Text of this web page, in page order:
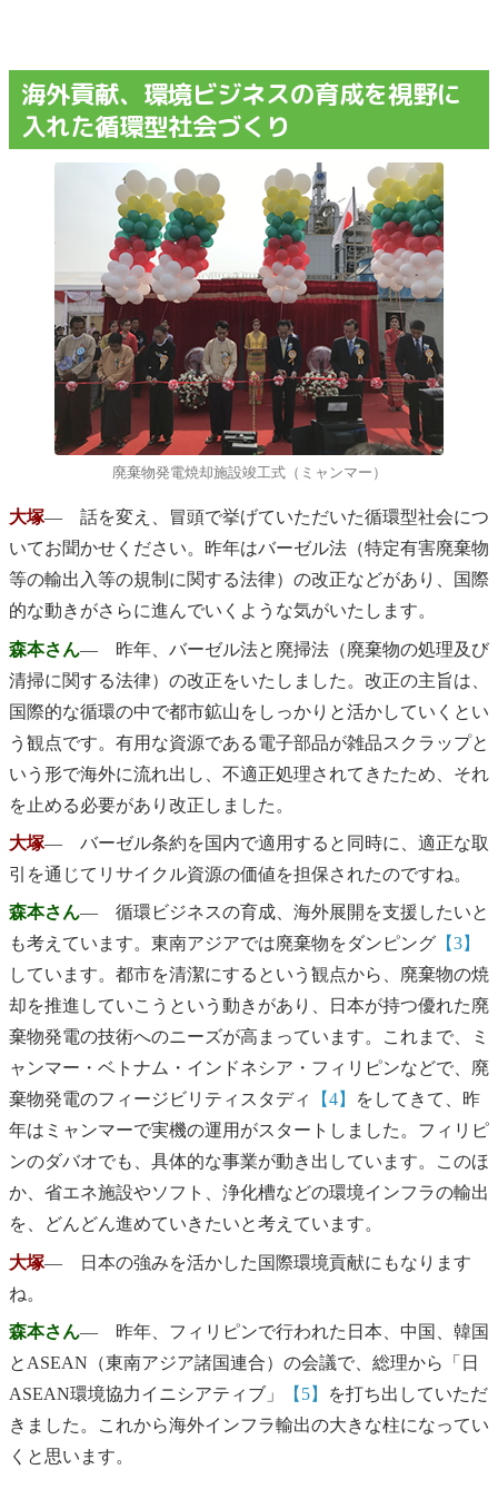
海外貢献、環境ビジネスの育成を視野に
入れた循環型社会づくり
廃棄物発電焼却施設竣工式（ミャンマー）
大塚― 話を変え、冒頭で挙げていただいた循環型社会につ
いてお聞かせください。昨年はバーゼル法（特定有害廃棄物
等の輸出入等の規制に関する法律）の改正などがあり、国際
的な動きがさらに進んでいくような気がいたします。
森本さん― 昨年、バーゼル法と廃掃法（廃棄物の処理及び
清掃に関する法律）の改正をいたしました。改正の主旨は、
国際的な循環の中で都市鉱山をしっかりと活かしていくとい
う観点です。有用な資源である電子部品が雑品スクラップと
いう形で海外に流れ出し、不適正処理されてきたため、それ
を止める必要があり改正しました。
大塚― バーゼル条約を国内で適用すると同時に、適正な取
引を通じてリサイクル資源の価値を担保されたのですね。
森本さん― 循環ビジネスの育成、海外展開を支援したいと
も考えています。東南アジアでは廃棄物をダンピング 【3】
しています。都市を清潔にするという観点から、廃棄物の焼
却を推進していこうという動きがあり、日本が持つ優れた廃
棄物発電の技術へのニーズが高まっています。これまで、ミ
ャンマー・ベトナム・インドネシア・フィリピンなどで、廃
棄物発電のフィージビリティスタディ
【4】
をしてきて、昨
年はミャンマーで実機の運用がスタートしました。フィリピ
ンのダバオでも、具体的な事業が動き出しています。このほ
か、省エネ施設やソフト、浄化槽などの環境インフラの輸出
を、どんどん進めていきたいと考えています。
大塚― 日本の強みを活かした国際環境貢献にもなります
ね。
森本さん― 昨年、フィリピンで行われた日本、中国、韓国
とASEAN（東南アジア諸国連合）の会議で、総理から「日
ASEAN環境協力イニシアティブ」
【5】
を打ち出していただ
きました。これから海外インフラ輸出の大きな柱になってい
くと思います。